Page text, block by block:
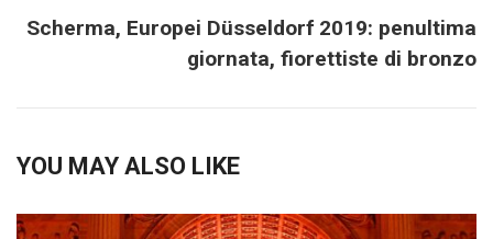
Scherma, Europei Düsseldorf 2019: penultima
giornata, fiorettiste di bronzo
YOU MAY ALSO LIKE